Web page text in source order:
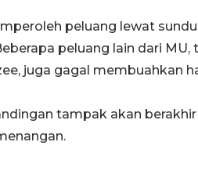
peluang lewat
peluang lain dari
juga gagal membuahkan
tampak akan